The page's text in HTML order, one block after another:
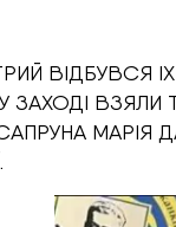
ВЗЯЛИ